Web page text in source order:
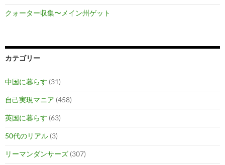
クォーター収集〜メイン州ゲット
カテゴリー
中国に暮らす (31)
自己実現マニア (458)
英国に暮らす (63)
50代のリアル (3)
リーマンダンサーズ (307)